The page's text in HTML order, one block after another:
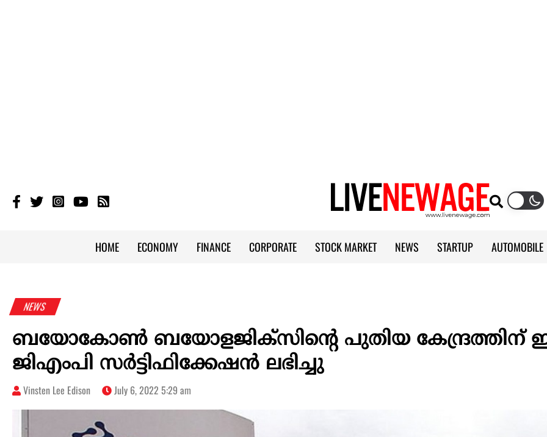
HOME ECONOMY FINANCE CORPORATE STOCK MARKET NEWS STARTUP AUTOMOBILE
NEWS
ബയോകോൺ ബയോളജിക്‌സിന്റെ പുതിയ കേന്ദ്രത്തിന്
ജിഎംപി സർട്ടിഫിക്കേഷൻ ലഭിച്ചു
Vinsten Lee Edison July 6, 2022 5:29 am